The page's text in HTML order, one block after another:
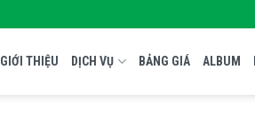
GIỚI THIỆU DỊCH VỤ BẢNG GIÁ ALBUM